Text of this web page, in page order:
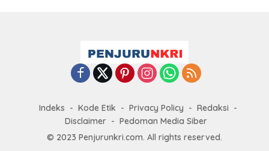
Indeks Kode Etik Privacy Policy
Redaksi
Disclaimer
Pedoman Media Siber
© 2023 Penjurunkri.com. All rights reserved.